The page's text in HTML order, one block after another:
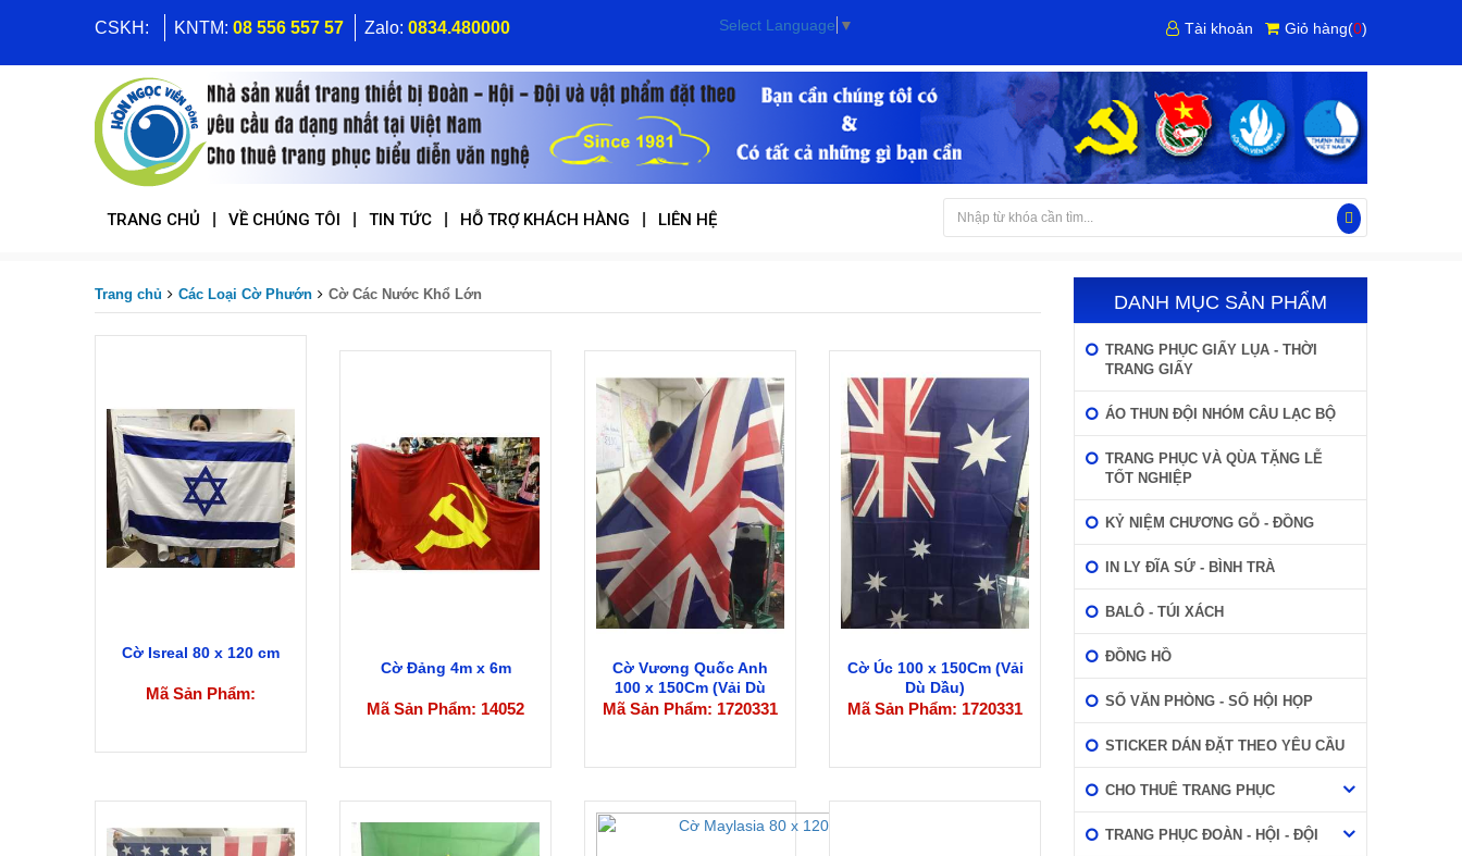
CSKH: KNTM: 08 556 557 57 Zalo: 0834.480000 Select Language ▼ Tài khoản Giỏ hàng(0)
TRANG CHỦ | VỀ CHÚNG TÔI | TIN TỨC | HỖ TRỢ KHÁCH HÀNG | LIÊN HỆ
Trang chủ Các Loại Cờ Phướn Cờ Các Nước Khổ Lớn
Cờ Isreal 80 x 120 cm
Mã Sản Phẩm:
Cờ Đảng 4m x 6m
Mã Sản Phẩm: 14052
Cờ Vương Quốc Anh
100 x 150Cm (Vải Dù
Dầu)
Mã Sản Phẩm: 1720331
Cờ Úc 100 x 150Cm (Vải
Dù Dầu)
Mã Sản Phẩm: 1720331
DANH MỤC SẢN PHẨM
TRANG PHỤC GIẤY LỤA - THỜI
TRANG GIẤY
ÁO THUN ĐỘI NHÓM CÂU LẠC BỘ
TRANG PHỤC VÀ QÙA TẶNG LỄ
TỐT NGHIỆP
KỶ NIỆM CHƯƠNG GỖ - ĐỒNG
IN LY ĐĨA SỨ - BÌNH TRÀ
BALÔ - TÚI XÁCH
ĐỒNG HỒ
SỔ VĂN PHÒNG - SỔ HỘI HỌP
STICKER DÁN ĐẶT THEO YÊU CẦU
CHO THUÊ TRANG PHỤC
TRANG PHỤC ĐOÀN - HỘI - ĐỘI